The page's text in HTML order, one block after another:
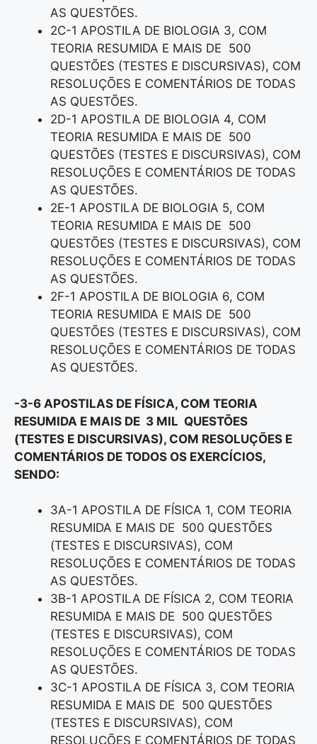
AS QUESTÕES.
2C-1 APOSTILA DE BIOLOGIA 3, COM
TEORIA RESUMIDA E MAIS DE 500
QUESTÕES (TESTES E DISCURSIVAS), COM
RESOLUÇÕES E COMENTÁRIOS DE TODAS
AS QUESTÕES.
2D-1 APOSTILA DE BIOLOGIA 4, COM
TEORIA RESUMIDA E MAIS DE 500
QUESTÕES (TESTES E DISCURSIVAS), COM
RESOLUÇÕES E COMENTÁRIOS DE TODAS
AS QUESTÕES.
2E-1 APOSTILA DE BIOLOGIA 5, COM
TEORIA RESUMIDA E MAIS DE 500
QUESTÕES (TESTES E DISCURSIVAS), COM
RESOLUÇÕES E COMENTÁRIOS DE TODAS
AS QUESTÕES.
2F-1 APOSTILA DE BIOLOGIA 6, COM
TEORIA RESUMIDA E MAIS DE 500
QUESTÕES (TESTES E DISCURSIVAS), COM
RESOLUÇÕES E COMENTÁRIOS DE TODAS
AS QUESTÕES.
-3-6 APOSTILAS DE FÍSICA, COM TEORIA
RESUMIDA E MAIS DE 3 MIL QUESTÕES
(TESTES E DISCURSIVAS), COM RESOLUÇÕES E
COMENTÁRIOS DE TODOS OS EXERCÍCIOS,
SENDO:
3A-1 APOSTILA DE FÍSICA 1, COM TEORIA
RESUMIDA E MAIS DE 500 QUESTÕES
(TESTES E DISCURSIVAS), COM
RESOLUÇÕES E COMENTÁRIOS DE TODAS
AS QUESTÕES.
3B-1 APOSTILA DE FÍSICA 2, COM TEORIA
RESUMIDA E MAIS DE 500 QUESTÕES
(TESTES E DISCURSIVAS), COM
RESOLUÇÕES E COMENTÁRIOS DE TODAS
AS QUESTÕES.
3C-1 APOSTILA DE FÍSICA 3, COM TEORIA
RESUMIDA E MAIS DE 500 QUESTÕES
(TESTES E DISCURSIVAS), COM
RESOLUÇÕES E COMENTÁRIOS DE TODAS